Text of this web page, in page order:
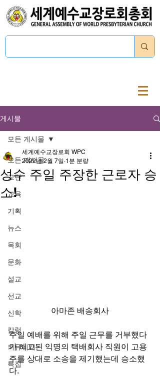
게시물
모든 게시물
교단
교육
기획
뉴스
목회
문화
설교
선교
신학
칼럼
커뮤니티
특집
모든 게시물
성수 주일 주장한 근로자 승
소!
세계예수교장로회 WPC
2022년 2월 7일 1분 분량
아마존 배송회사
주일 예배를 위해 주일 근무를 거부했다
가 해고된 익명의 택배회사 직원이 고용
주를 상대로 소송을 제기했는데 승소했
다.